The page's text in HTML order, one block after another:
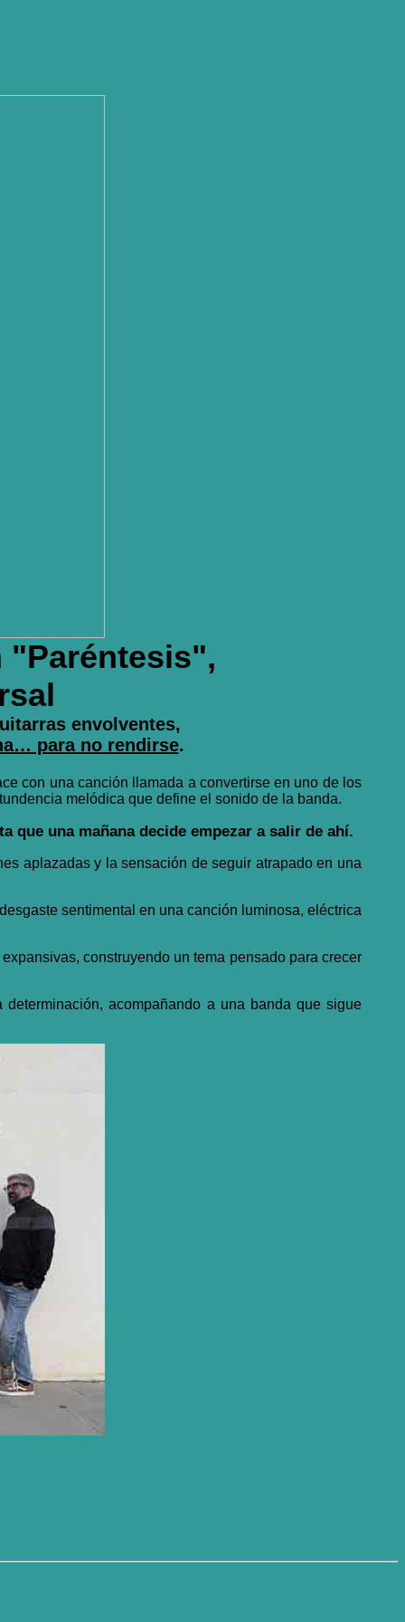
"Paréntesis",
envolventes,
para no rendirse.
con una canción llamada a convertirse en uno de los
melódica que define el sonido de la banda.
que una mañana decide empezar a salir de ahí.
aplazadas y la sensación de seguir atrapado en una
sentimental en una canción luminosa, eléctrica
construyendo un tema pensado para crecer
acompañando a una banda que sigue